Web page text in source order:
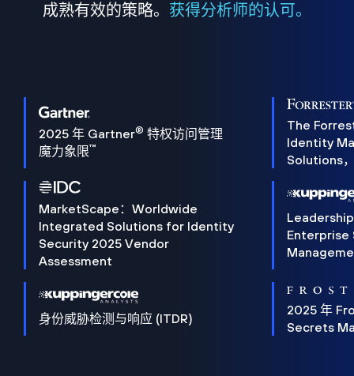
成熟有效的策略。 获得分析师的认可。
2025 年 Gartner® 特权访问管理
魔力象限™
The
Identity
Solutions
MarketScape：Worldwide
Integrated Solutions for Identity
Security 2025 Vendor
Assessment
Enterprise
身份威胁检测与响应 (ITDR)
2025 年
Secrets